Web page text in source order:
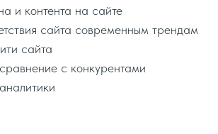
и контента на сайте
сайта современным трендам
сайта
с конкурентами